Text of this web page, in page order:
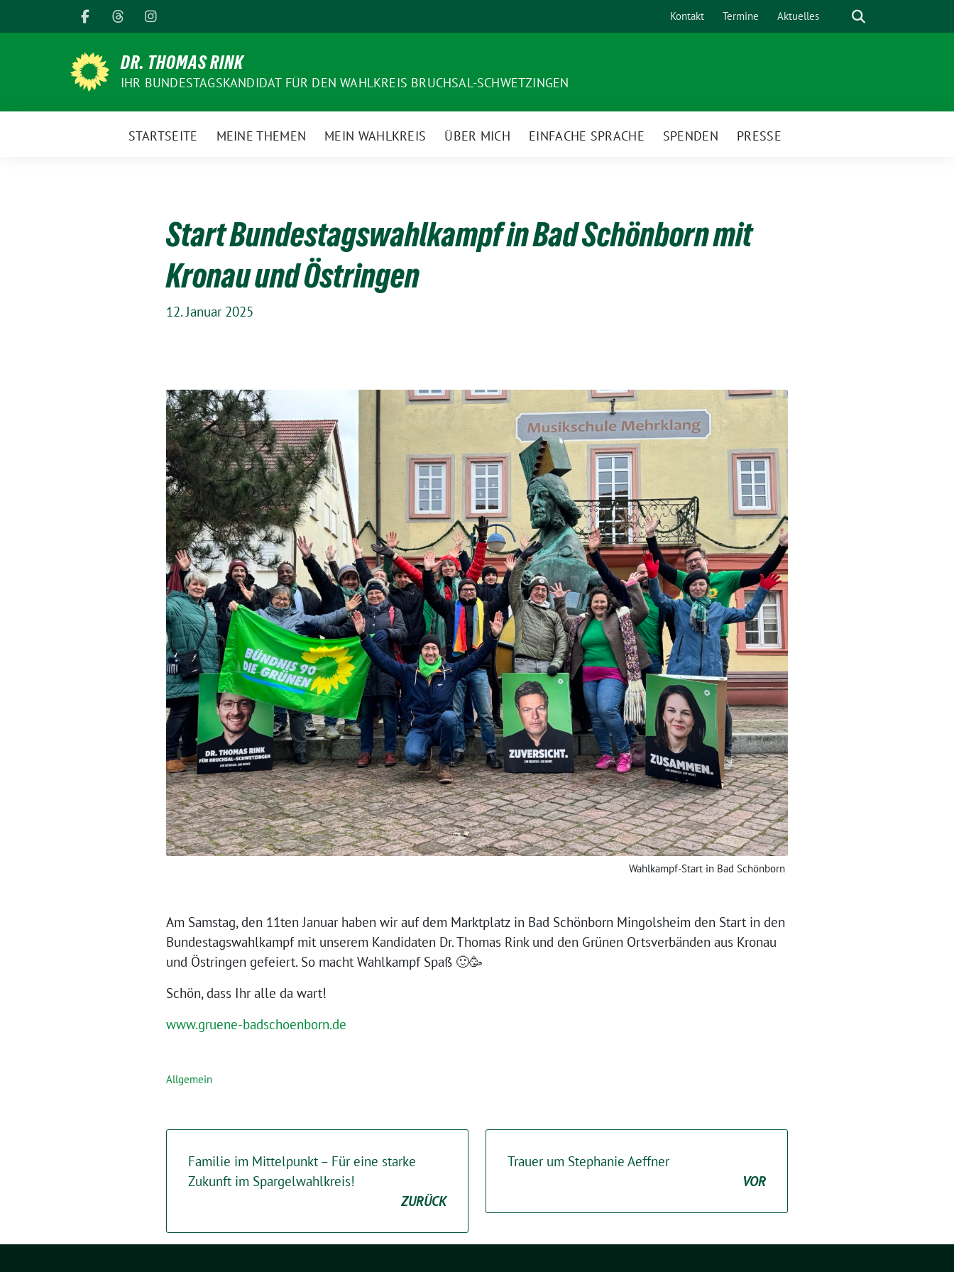
zum
Kontakt Termine Aktuelles Suche
DR. THOMAS RINK
IHR BUNDESTAGSKANDIDAT FÜR DEN WAHLKREIS BRUCHSAL-SCHWETZINGEN
STARTSEITE MEINE THEMEN MEIN WAHLKREIS ÜBER MICH EINFACHE SPRACHE SPENDEN PRESSE
Start Bundestagswahlkampf in Bad Schönborn mit
Kronau und Östringen
12. Januar 2025
Wahlkampf-Start in Bad Schönborn
Am Samstag, den 11ten Januar haben wir auf dem Marktplatz in Bad Schönborn Mingolsheim den Start in den
Bundestagswahlkampf mit unserem Kandidaten Dr. Thomas Rink und den Grünen Ortsverbänden aus Kronau
und Östringen gefeiert. So macht Wahlkampf Spaß 🙂🥳
Schön, dass Ihr alle da wart!
www.gruene-badschoenborn.de
Allgemein
Familie im Mittelpunkt – Für eine starke
Zukunft im Spargelwahlkreis!
ZURÜCK
Trauer um Stephanie Aeffner
VOR